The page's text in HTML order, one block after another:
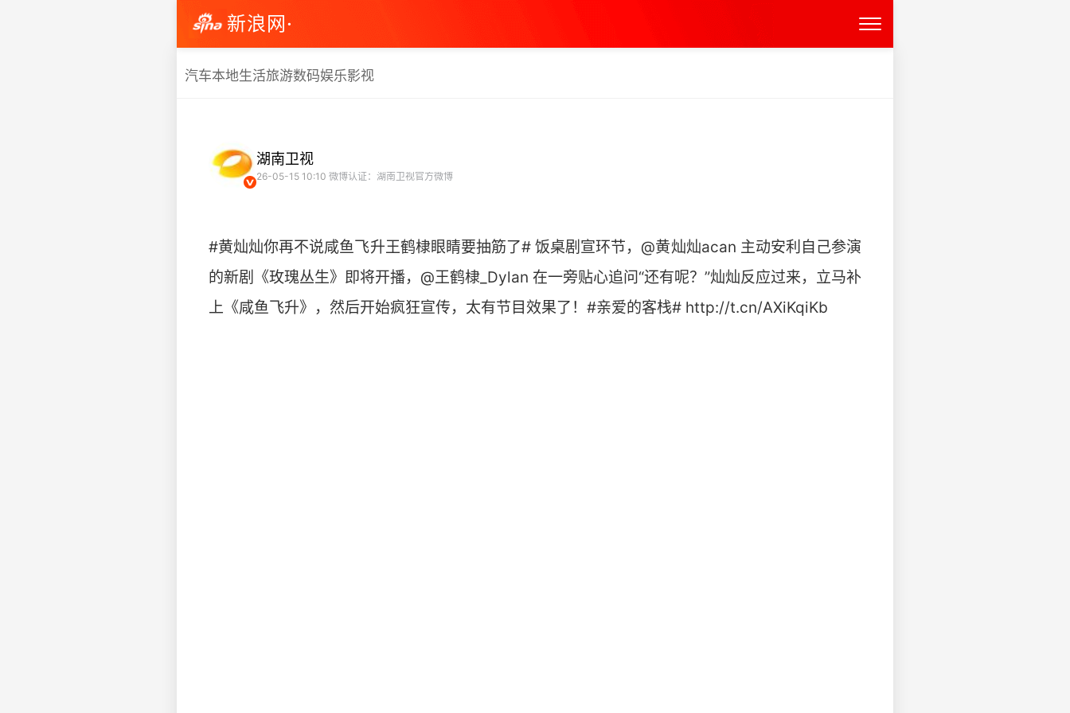
新浪网·
汽车本地生活旅游数码娱乐影视
湖南卫视
26-05-15 10:10 微博认证：湖南卫视官方微博
#黄灿灿你再不说咸鱼飞升王鹤棣眼睛要抽筋了# 饭桌剧宣环节，@黄灿灿acan 主动安利自己参演
的新剧《玫瑰丛生》即将开播，@王鹤棣_Dylan 在一旁贴心追问“还有呢？”灿灿反应过来，立马补
上《咸鱼飞升》，然后开始疯狂宣传，太有节目效果了！#亲爱的客栈# http://t.cn/AXiKqiKb ​